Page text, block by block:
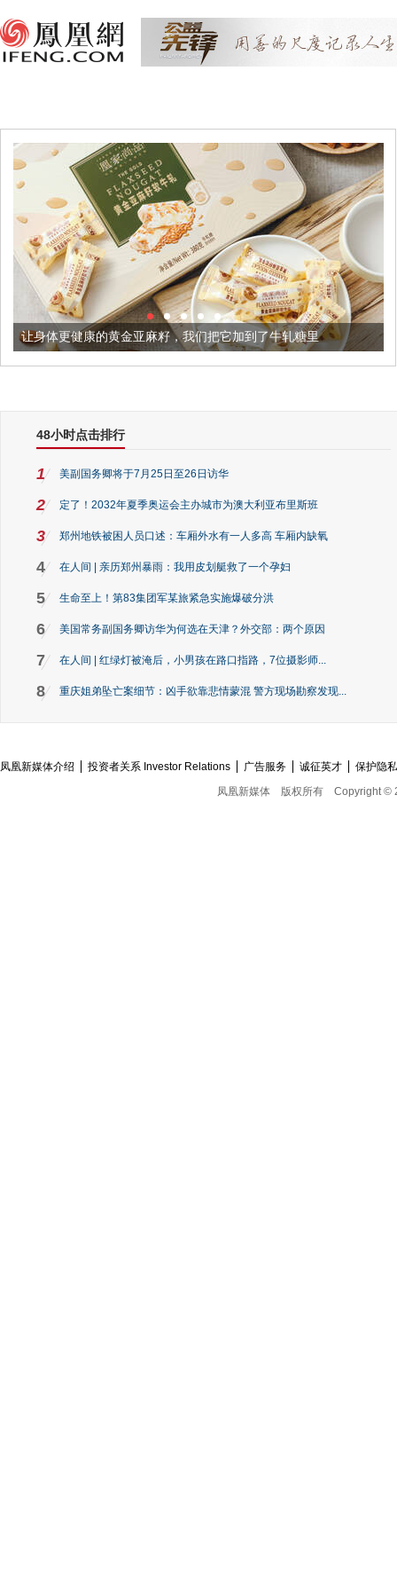
健康的黄金亚麻籽，我们把它加到了牛轧糖里 被列入佛
48小时点击排行
1 美副国务卿将于7月25日至26日访华
2 定了！2032年夏季奥运会主办城市为澳大利亚布里斯班
3 郑州地铁被困人员口述：车厢外水有一人多高 车厢内缺氧
4 在人间 | 亲历郑州暴雨：我用皮划艇救了一个孕妇
5 生命至上！第83集团军某旅紧急实施爆破分洪
6 美国常务副国务卿访华为何选在天津？外交部：两个原因
7 在人间 | 红绿灯被淹后，小男孩在路口指路，7位摄影师...
8 重庆姐弟坠亡案细节：凶手欲靠悲情蒙混 警方现场勘察发现...
凤凰新媒体介绍 投资者关系 Investor Relations 广告服务 诚征英才
保护隐
凤凰新媒体
版权所有 Copyright ©